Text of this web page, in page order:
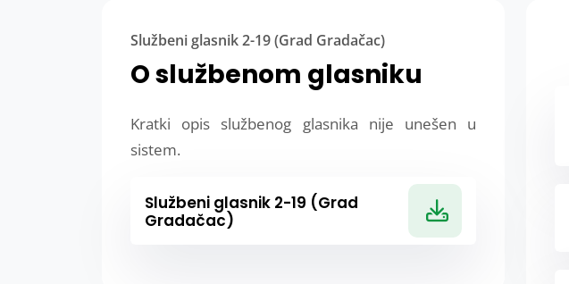
Službeni glasnik 2-19 (Grad Gradačac)
O službenom glasniku
Kratki opis službenog glasnika nije unešen u
sistem.
Službeni glasnik 2-19 (Grad
Gradačac)